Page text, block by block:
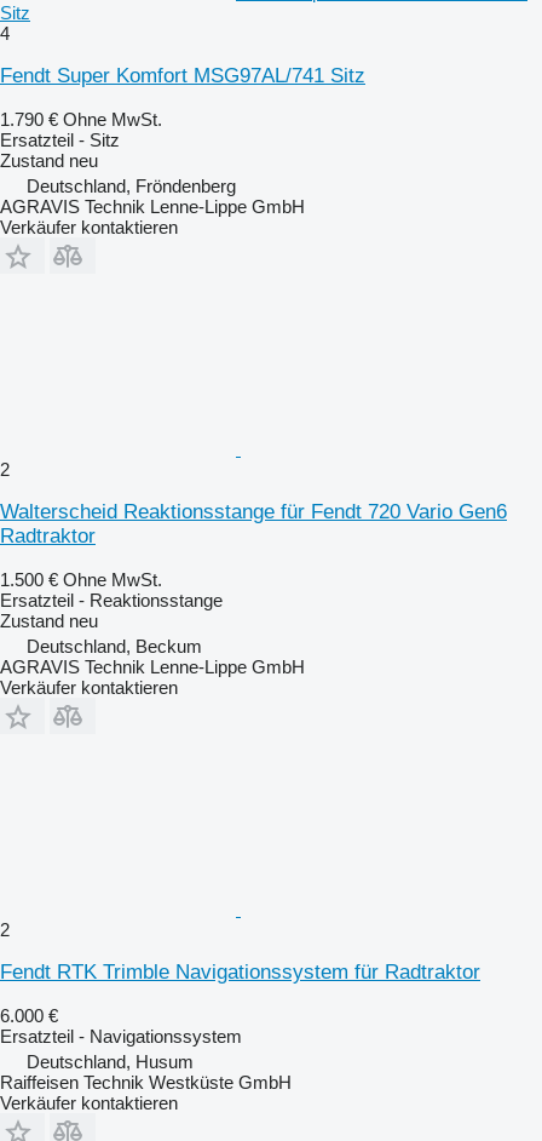
Sitz
4
Fendt Super Komfort MSG97AL/741 Sitz
1.790 € Ohne MwSt.
Ersatzteil - Sitz
Zustand neu
Deutschland, Fröndenberg
AGRAVIS Technik Lenne-Lippe GmbH
Verkäufer kontaktieren
2
Walterscheid Reaktionsstange für Fendt 720 Vario Gen6
Radtraktor
1.500 € Ohne MwSt.
Ersatzteil - Reaktionsstange
Zustand neu
Deutschland, Beckum
AGRAVIS Technik Lenne-Lippe GmbH
Verkäufer kontaktieren
2
Fendt RTK Trimble Navigationssystem für Radtraktor
6.000 €
Ersatzteil - Navigationssystem
Deutschland, Husum
Raiffeisen Technik Westküste GmbH
Verkäufer kontaktieren